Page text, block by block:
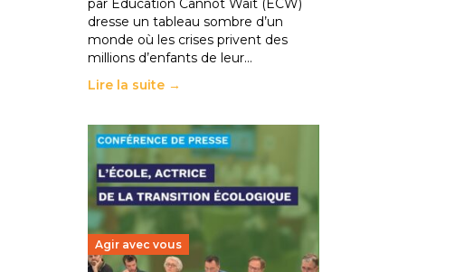
par Education Cannot Wait (ECW)
dresse un tableau sombre d’un
monde où les crises privent des
millions d’enfants de leur…
Lire la suite →
Agir avec vous